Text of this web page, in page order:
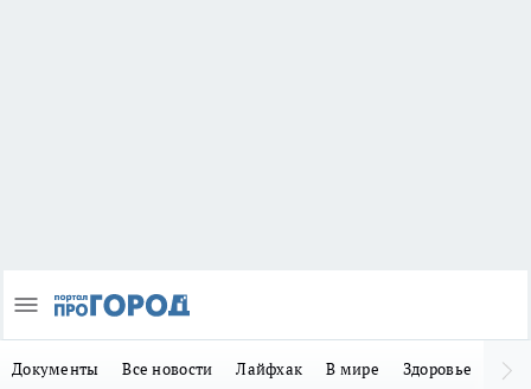
Документы Все новости Лайфхак В мире Здоровье